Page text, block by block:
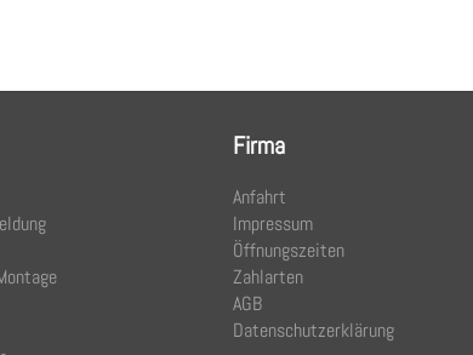
Firma
Anfahrt
Impressum
Öffnungszeiten
Zahlarten
AGB
Datenschutzerklärung